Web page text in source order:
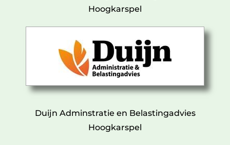
Hoogkarspel
Duijn Adminstratie en Belastingadvies
Hoogkarspel